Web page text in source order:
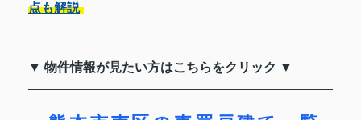
点も解説
▼ 物件情報が見たい方はこちらをクリック ▼